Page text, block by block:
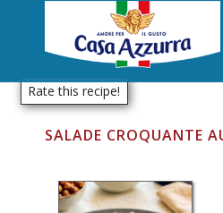
SALADE CROQUANTE
Rate this recipe!